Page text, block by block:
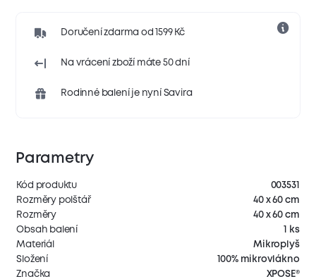
Doručení zdarma od 1599 Kč
Na vrácení zboží máte 50 dní
Rodinné balení je nyní Savira
Parametry
Kód produktu
003531
Rozměry polštář
40 x 60 cm
Rozměry
40 x 60 cm
Obsah balení
1 ks
Materiál
Mikroplyš
Složení
100% mikrovlákno
Značka
XPOSE®